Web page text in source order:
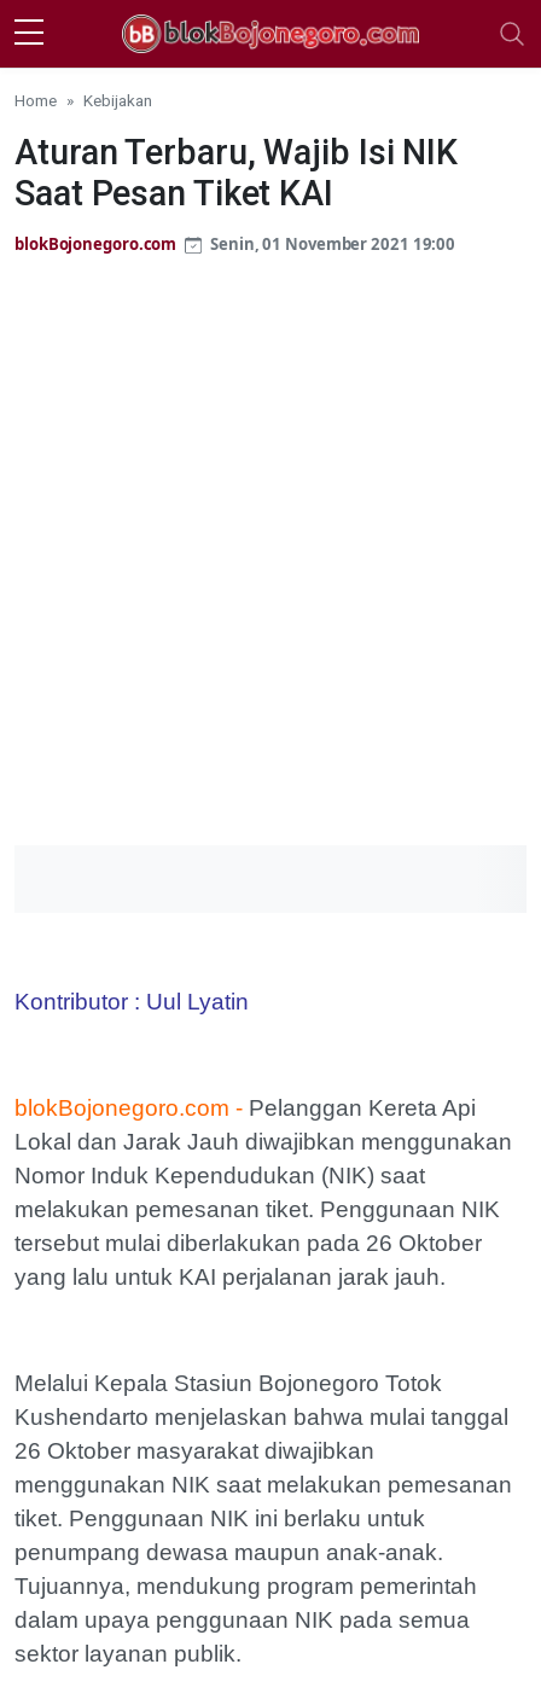
Skip to main content
Home Kebijakan
Aturan Terbaru, Wajib Isi NIK
Saat Pesan Tiket KAI
blokBojonegoro.com Senin, 01 November 2021 19:00
Kontributor : Uul Lyatin
blokBojonegoro.com - Pelanggan Kereta Api
Lokal dan Jarak Jauh diwajibkan menggunakan
Nomor Induk Kependudukan (NIK) saat
melakukan pemesanan tiket. Penggunaan NIK
tersebut mulai diberlakukan pada 26 Oktober
yang lalu untuk KAI perjalanan jarak jauh.
Melalui Kepala Stasiun Bojonegoro Totok
Kushendarto menjelaskan bahwa mulai tanggal
26 Oktober masyarakat diwajibkan
menggunakan NIK saat melakukan pemesanan
tiket. Penggunaan NIK ini berlaku untuk
penumpang dewasa maupun anak-anak.
Tujuannya, mendukung program pemerintah
dalam upaya penggunaan NIK pada semua
sektor layanan publik.